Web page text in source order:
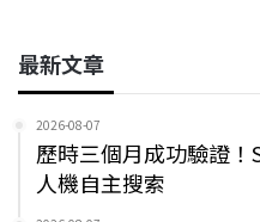
最新文章
2026-08-07
歷時三個月成功驗證
人機自主搜索